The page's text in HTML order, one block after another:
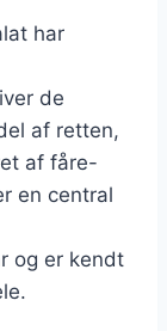
har
de
af retten,
af fåre-
en central
og er kendt